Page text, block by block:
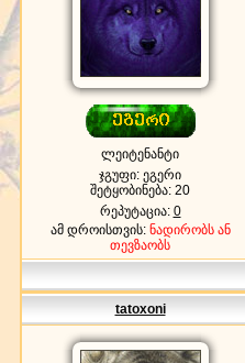
ლეიტენანტი
ჯგუფი: ეგერი
შეტყობინება: 20
რეპუტაცია: 0
ამ დროისთვის: ნადირობს ან
თევზაობს
tatoxoni